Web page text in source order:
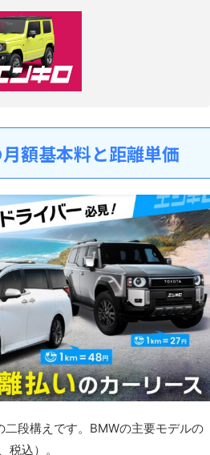
額基本料と距離単価
段構えです。BMWの主要モデルの
込）。